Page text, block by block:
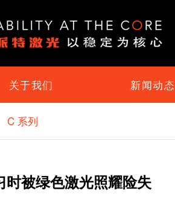
关于我们 新闻动态
C 系列
被绿色激光照耀险失